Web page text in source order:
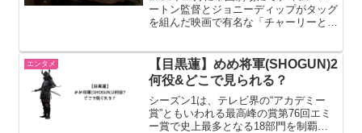
ートン監督とジョニーディップがタッグ
を組んだ映画で有名な「チャーリーとチ
ーとチョコレート工場を無料で見るなら
U-NEXTミュージ...
エンタメ
【目黒蓮】めめ将軍(SHOGUN)2
何役&どこで見られる？
シーズン1は、テレビ界の“アカデミー
賞”ともいわれる最高峰の賞第76回エミ
ー賞で史上最多となる18部門を制覇